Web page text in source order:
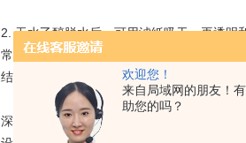
欢迎您！
来自局域网的朋友！
助您的吗？
2. 无水乙醇脱水后，可用滤纸吸干，再透明
常见问题
结果：尼氏小体呈紫色，背景无色。
深圳安培生物科技有限公司，是一家具有核